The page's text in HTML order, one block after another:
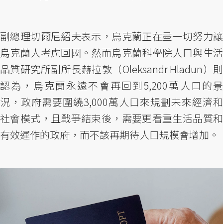
副總理切爾尼紹夫表示，烏克蘭正在盡一切努力讓
烏克蘭人考慮回國。然而烏克蘭科學院人口與生活
品質研究所副所長赫拉敦（Oleksandr Hladun）則
認為，烏克蘭永遠不會再回到5,200萬人口的景
況，政府需要圍繞3,000萬人口來規劃未來經濟和
社會模式，且戰爭結束後，需要更看重生活品質和
有效運作的政府，而不該再期待人口規模會增加。